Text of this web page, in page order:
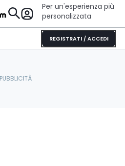
Per un'esperienza più
personalizzata
REGISTRATI / ACCEDI